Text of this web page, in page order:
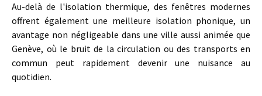
Au-delà de l'isolation thermique, des fenêtres modernes
offrent également une meilleure isolation phonique, un
avantage non négligeable dans une ville aussi animée que
Genève, où le bruit de la circulation ou des transports en
commun peut rapidement devenir une nuisance au
quotidien.